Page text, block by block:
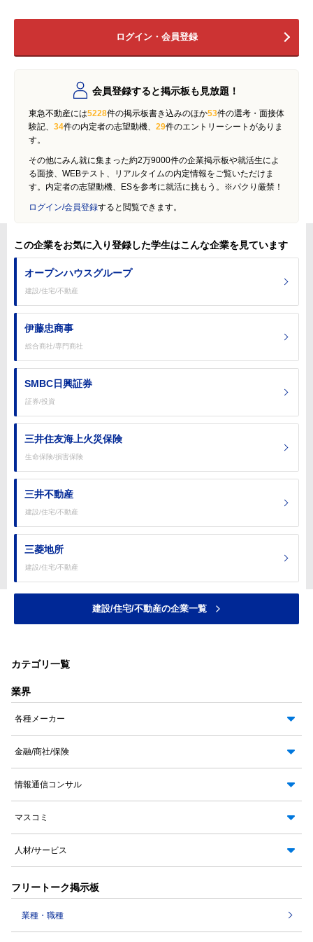
ログイン・会員登録
会員登録すると掲示板も見放題！
東急不動産には5228件の掲示板書き込みのほか53件の選考・面接体
験記、 34件の内定者の志望動機、 29件のエントリーシートがありま
す。
その他にみん就に集まった約2万9000件の企業掲示板や就活生によ
る面接、WEBテスト、リアルタイムの内定情報をご覧いただけま
す。内定者の志望動機、ESを参考に就活に挑もう。※パクり厳禁！
ログイン/会員登録すると閲覧できます。
この企業をお気に入り登録した学生はこんな企業を見ています
オープンハウスグループ
建設/住宅/不動産
伊藤忠商事
総合商社/専門商社
SMBC日興証券
証券/投資
三井住友海上火災保険
生命保険/損害保険
三井不動産
建設/住宅/不動産
三菱地所
建設/住宅/不動産
建設/住宅/不動産の企業一覧
カテゴリ一覧
業界
各種メーカー
金融/商社/保険
情報通信コンサル
マスコミ
人材/サービス
フリートーク掲示板
業種・職種